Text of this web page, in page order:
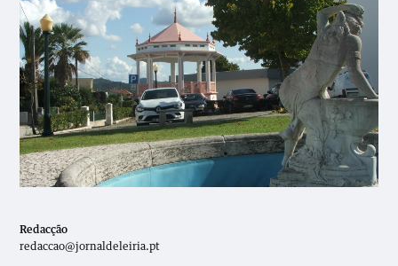
Redacção
redaccao@jornaldeleiria.pt